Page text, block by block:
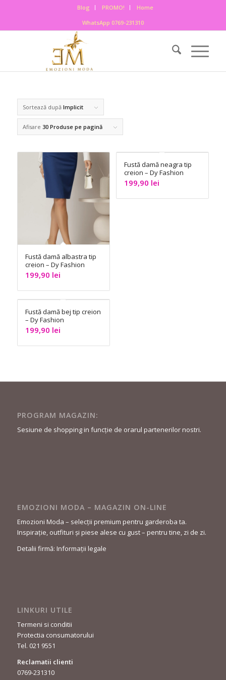
Blog PROMO!
Home
WhatsApp 0769-231310
Sortează după Implicit
Afisare 30 Produse pe pagină
Fustă damă albastra tip
creion – Dy Fashion
199,90 lei
Fustă damă neagra tip
creion – Dy Fashion
199,90 lei
Fustă damă bej tip creion
– Dy Fashion
199,90 lei
PROGRAM MAGAZIN:
Sesiune de shopping in funcție de orarul partenerilor nostri.
EMOZIONI MODA – MAGAZIN ON-LINE
Emozioni Moda – selecții premium pentru garderoba ta.
Inspirație, outfituri și piese alese cu gust – pentru tine, zi de zi.
Detalii firmă: Informații legale
LINKURI UTILE
Termeni si conditii
Protectia consumatorului
Tel. 021 9551
Reclamatii clienti
0769-231310